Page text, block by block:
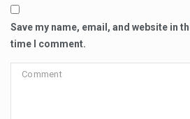
Save my name, email, and website in
time I comment.